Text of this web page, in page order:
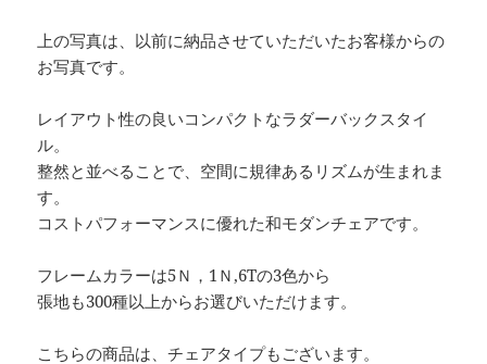
上の写真は、以前に納品させていただいたお客様からの
お写真です。
レイアウト性の良いコンパクトなラダーバックスタイ
ル。
整然と並べることで、空間に規律あるリズムが生まれま
す。
コストパフォーマンスに優れた和モダンチェアです。
フレームカラーは5Ｎ，1Ｎ,6Tの3色から
張地も300種以上からお選びいただけます。
こちらの商品は、チェアタイプもございます。